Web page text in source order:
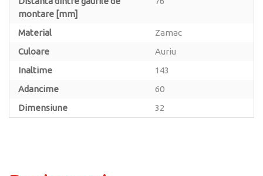
montare [mm]
Material
Zamac
Culoare
Auriu
Inaltime
143
Adancime
60
Dimensiune
32